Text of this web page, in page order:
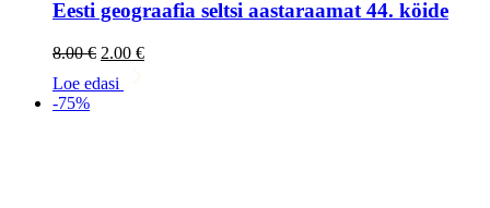
Eesti geograafia seltsi aastaraamat 44. köide
8.00€ Algne
oli:
2.00 €Current
Loe edasi
-75%